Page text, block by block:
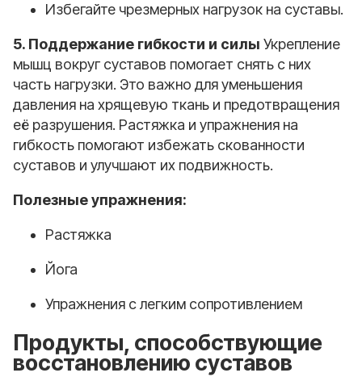
Избегайте чрезмерных нагрузок на суставы.
5. Поддержание гибкости и силы Укрепление
мышц вокруг суставов помогает снять с них
часть нагрузки. Это важно для уменьшения
давления на хрящевую ткань и предотвращения
её разрушения. Растяжка и упражнения на
гибкость помогают избежать скованности
суставов и улучшают их подвижность.
Полезные упражнения:
Растяжка
Йога
Упражнения с легким сопротивлением
Продукты, способствующие
восстановлению суставов